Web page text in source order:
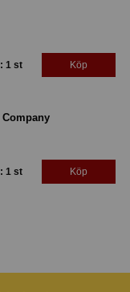
1 st Köp
Company
1 st Köp